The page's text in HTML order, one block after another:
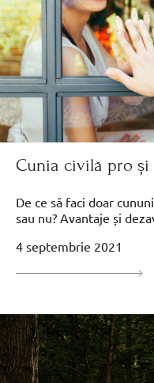
Cunia civilă pro și
De ce să faci doar
sau nu? Avantaje și
4 septembrie 2021